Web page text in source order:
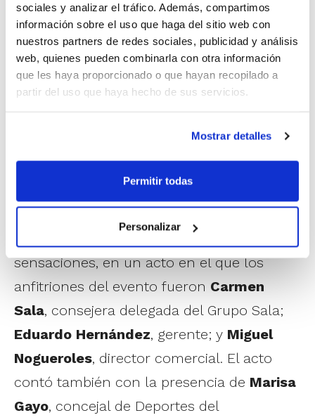
sociales y analizar el tráfico. Además, compartimos
información sobre el uso que haga del sitio web con
nuestros partners de redes sociales, publicidad y análisis
web, quienes pueden combinarla con otra información
que les haya proporcionado o que hayan recopilado a
partir del uso que haya hecho de sus servicios.
Mostrar detalles
Permitir todas
Personalizar
satisfacción de estar entre los clubes a
quienes Seat Sala Rodríguez apoyen esta
temporada y desde el Club confían que
estas colaboraciones tengan una larga
El equipo de 1ª División Femenina, espejo
de la cantera, presentó la nueva
equipación, con nuevos colores y nuevas
sensaciones, en un acto en el que los
anfitriones del evento fueron Carmen
Sala, consejera delegada del Grupo Sala;
Eduardo Hernández, gerente; y Miguel
Nogueroles, director comercial. El acto
contó también con la presencia de Marisa
Gayo, concejal de Deportes del